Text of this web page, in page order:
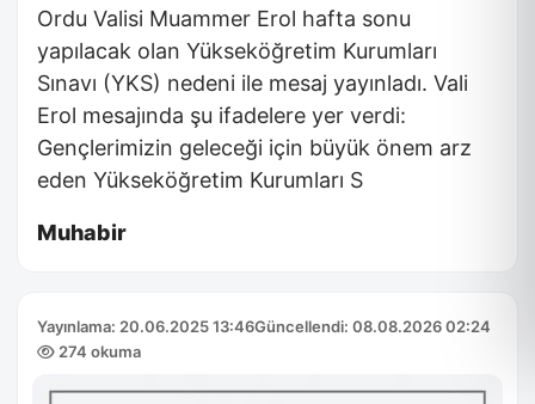
Ordu Valisi Muammer Erol hafta sonu
yapılacak olan Yükseköğretim Kurumları
Sınavı (YKS) nedeni ile mesaj yayınladı. Vali
Erol mesajında şu ifadelere yer verdi:
Gençlerimizin geleceği için büyük önem arz
eden Yükseköğretim Kurumları S
Muhabir
Yayınlama: 20.06.2025 13:46Güncellendi: 08.08.2026 02:24
274 okuma